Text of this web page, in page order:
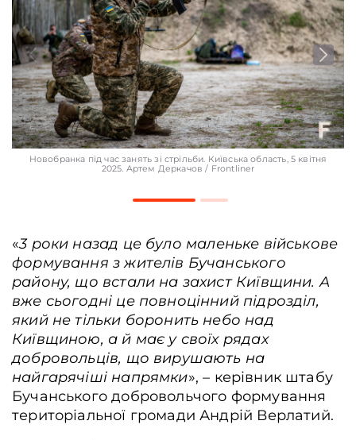
Новобранка під час занять зі стрільби. Київcька область, 5 квітня
2025. Артем Деркачов / Frontliner
«3 роки назад це було маленьке військове
формування з жителів Бучанського
району, що встали на захист Київщини. А
вже сьогодні це повноцінний підрозділ,
який не тільки боронить небо над
Київщиною, а й має у своїх рядах
добровольців, що вирушають на
найгарячіші напрямки», – керівник штабу
Бучанського добровольчого формування
територіальної громади Андрій Верлатий.